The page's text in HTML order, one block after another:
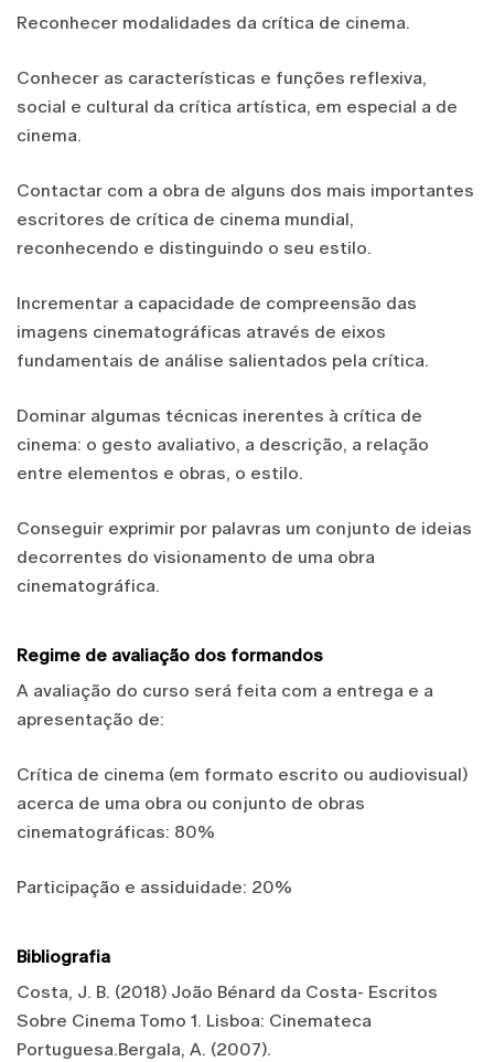
Reconhecer modalidades da crítica de cinema.
Conhecer as características e funções reflexiva,
social e cultural da crítica artística, em especial a de
cinema.
Contactar com a obra de alguns dos mais importantes
escritores de crítica de cinema mundial,
reconhecendo e distinguindo o seu estilo.
Incrementar a capacidade de compreensão das
imagens cinematográficas através de eixos
fundamentais de análise salientados pela crítica.
Dominar algumas técnicas inerentes à crítica de
cinema: o gesto avaliativo, a descrição, a relação
entre elementos e obras, o estilo.
Conseguir exprimir por palavras um conjunto de ideias
decorrentes do visionamento de uma obra
cinematográfica.
Regime de avaliação dos formandos
A avaliação do curso será feita com a entrega e a
apresentação de:
Crítica de cinema (em formato escrito ou audiovisual)
acerca de uma obra ou conjunto de obras
cinematográficas: 80%
Participação e assiduidade: 20%
Bibliografia
Costa, J. B. (2018) João Bénard da Costa- Escritos
Sobre Cinema Tomo 1. Lisboa: Cinemateca
Portuguesa.Bergala, A. (2007).